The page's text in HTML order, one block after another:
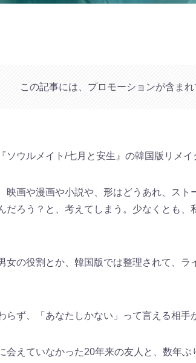
この記事には、プロモーションが含ま
ソウルメイト/七月と安生』の韓国版リメイ
映画や漫画や小説や、形はどうあれ、スト
だろう？と、考えてしまう。少なくとも
女の役割とか、韓国版では整理されて、ラ
らず、「あなたしかない」って言える相手
会えていなかった20年来の友人と、数年ぶ